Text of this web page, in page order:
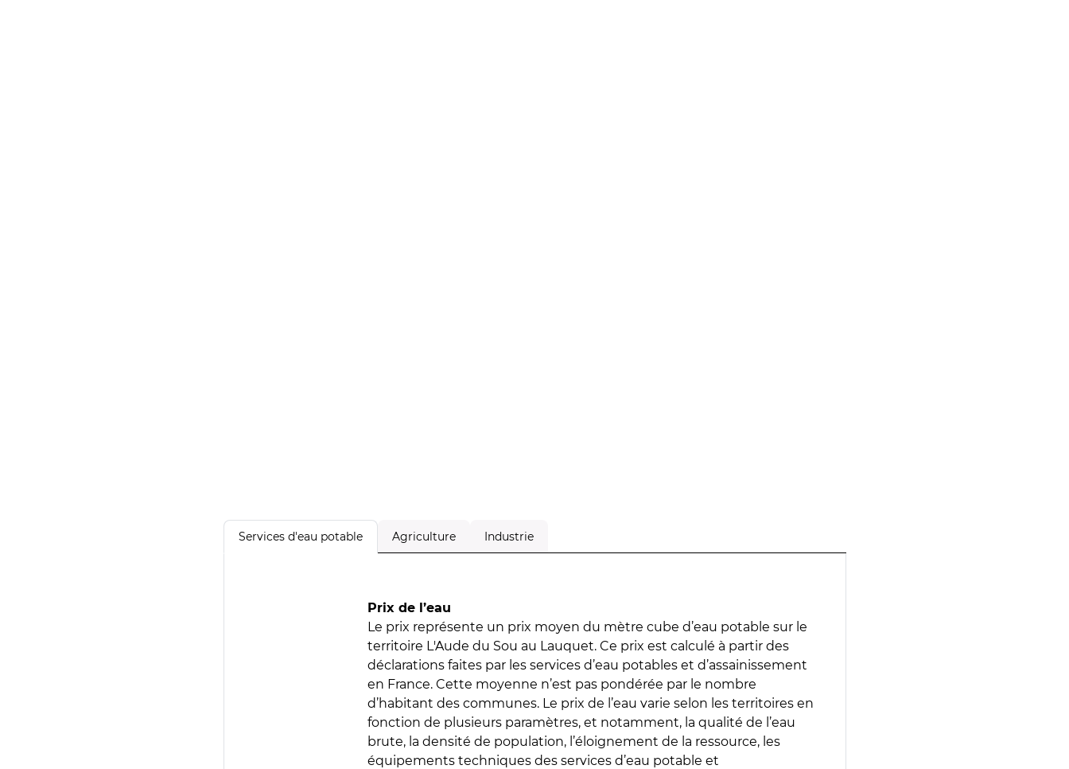
Services d'eau potable Agriculture Industrie
Prix de l’eau
Le prix représente un prix moyen du mètre cube d’eau potable sur le
territoire L'Aude du Sou au Lauquet. Ce prix est calculé à partir des
déclarations faites par les services d’eau potables et d’assainissement
en France. Cette moyenne n’est pas pondérée par le nombre
d’habitant des communes. Le prix de l’eau varie selon les territoires en
fonction de plusieurs paramètres, et notamment, la qualité de l’eau
brute, la densité de population, l’éloignement de la ressource, les
équipements techniques des services d’eau potable et